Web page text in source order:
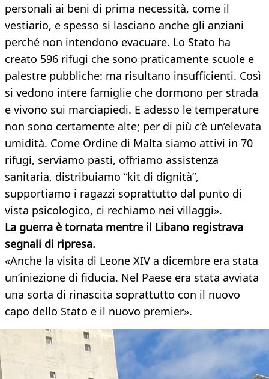
personali ai beni di prima necessità, come il
vestiario, e spesso si lasciano anche gli anziani
perché non intendono evacuare. Lo Stato ha
creato 596 rifugi che sono praticamente scuole e
palestre pubbliche: ma risultano insufficienti. Così
si vedono intere famiglie che dormono per strada
e vivono sui marciapiedi. E adesso le temperature
non sono certamente alte; per di più c’è un’elevata
umidità. Come Ordine di Malta siamo attivi in 70
rifugi, serviamo pasti, offriamo assistenza
sanitaria, distribuiamo “kit di dignità”,
supportiamo i ragazzi soprattutto dal punto di
vista psicologico, ci rechiamo nei villaggi».
La guerra è tornata mentre il Libano registrava
segnali di ripresa.
«Anche la visita di Leone XIV a dicembre era stata
un’iniezione di fiducia. Nel Paese era stata avviata
una sorta di rinascita soprattutto con il nuovo
capo dello Stato e il nuovo premier».